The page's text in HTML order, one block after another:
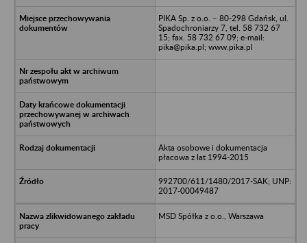
PIKA Sp. z o.o. – 80-298 Gdańsk, ul.
Spadochroniarzy 7, tel. 58 732 67
15; fax. 58 732 67 09; e-mail:
pika@pika.pl; www.pika.pl
Akta osobowe i dokumentacja
płacowa z lat 1994-2015
992700/611/1480/2017-SAK; UNP:
2017-00049487
MSD Spółka z o.o., Warszawa